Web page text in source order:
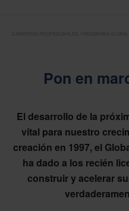
CARRERAS PROFESIONALES PROGRAMA
Pon en
El desarrollo de la
vital para nuestro
creación en 1997, el
ha dado a los recién
construir y acelerar